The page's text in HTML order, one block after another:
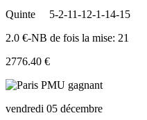
Quinte
5-2-11-12-1-14-15
2.0 €-NB de fois la mise: 21
2776.40 €
vendredi 05 décembre